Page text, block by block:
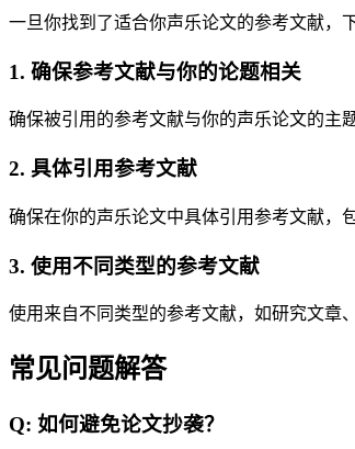
一旦你找到了适合你声乐论文的参考文献，
1. 确保参考文献与你的论题相关
确保被引用的参考文献与你的声乐论文的主
2. 具体引用参考文献
确保在你的声乐论文中具体引用参考文献，
3. 使用不同类型的参考文献
使用来自不同类型的参考文献，如研究文章
常见问题解答
Q: 如何避免论文抄袭？